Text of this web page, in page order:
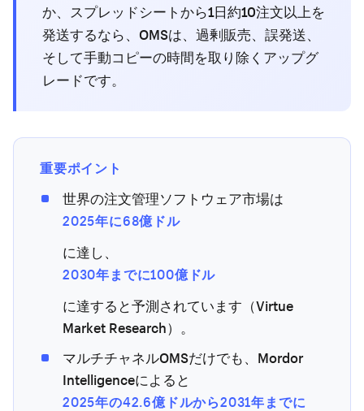
か、スプレッドシートから1日約10注文以上を
発送するなら、OMSは、過剰販売、誤発送、
そして手動コピーの時間を取り除くアップグ
レードです。
重要ポイント
世界の注文管理ソフトウェア市場は
2025年に68億ドル
に達し、
2030年までに100億ドル
に達すると予測されています（Virtue
Market Research）。
マルチチャネルOMSだけでも、Mordor
Intelligenceによると
2025年の42.6億ドルから2031年までに